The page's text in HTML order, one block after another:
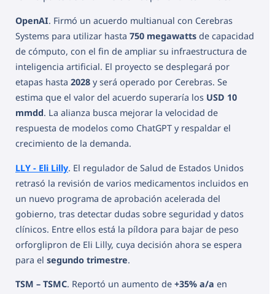
OpenAI. Firmó un acuerdo multianual con Cerebras
Systems para utilizar hasta 750 megawatts de capacidad
de cómputo, con el fin de ampliar su infraestructura de
inteligencia artificial. El proyecto se desplegará por
etapas hasta 2028 y será operado por Cerebras. Se
estima que el valor del acuerdo superaría los USD 10
mmdd. La alianza busca mejorar la velocidad de
respuesta de modelos como ChatGPT y respaldar el
crecimiento de la demanda.
LLY - Eli Lilly. El regulador de Salud de Estados Unidos
retrasó la revisión de varios medicamentos incluidos en
un nuevo programa de aprobación acelerada del
gobierno, tras detectar dudas sobre seguridad y datos
clínicos. Entre ellos está la píldora para bajar de peso
orforglipron de Eli Lilly, cuya decisión ahora se espera
para el segundo trimestre.
TSM – TSMC. Reportó un aumento de +35% a/a en